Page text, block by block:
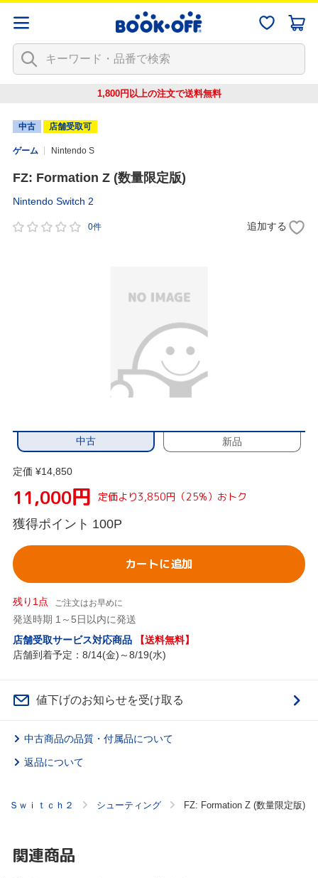
1,800円以上の注文で送料無料
中古 店舗受取可
ゲーム Nintendo S
FZ: Formation Z (数量限定版)
Nintendo Switch 2
0件 追加する
中古 新品
定価 ¥14,850
11,000円 定価より3,850円（25%）おトク
獲得ポイント 100P
カートに追加
残り1点 ご注文はお早めに
発送時期 1～5日以内に発送
店舗受取サービス対応商品
【送料無料】
店舗到着予定：8/14(金)～8/19(水)
値下げのお知らせを受け取る
中古商品の品質・付属品について
返品について
Ｓｗｉｔｃｈ２ シューティング FZ: Formation Z (数量限定版)
関連商品